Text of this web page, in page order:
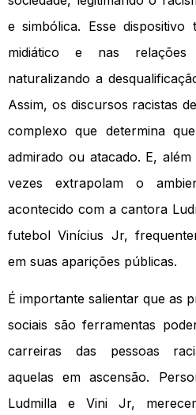
e simbólica. Esse
midiático e nas
naturalizando a
Assim, os discursos racistas
complexo que determina
admirado ou atacado. E,
vezes extrapolam o
acontecido com a cantora
futebol Vinícius Jr,
em suas aparições públicas.
É importante salientar que as
sociais são ferramentas
carreiras das pessoas
aquelas em ascensão.
Ludmilla e Vini Jr,